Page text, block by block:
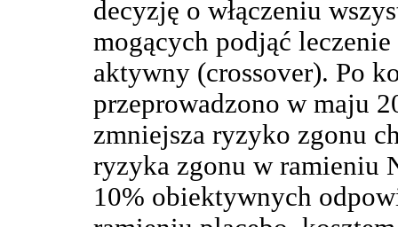
decyzję o włączeniu
mogących podjąć
aktywny (crossover). Po
przeprowadzono w maju
zmniejsza ryzyko zgonu
ryzyka zgonu w ramieniu
10% obiektywnych